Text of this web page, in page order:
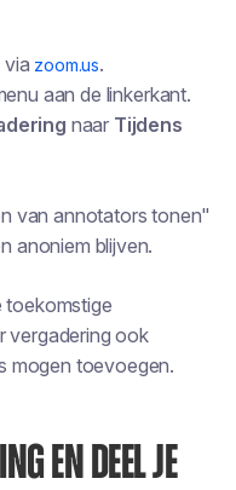
zoom.us.
aan de linkerkant.
naar Tijdens
van annotators tonen"
anoniem blijven.
toekomstige
vergadering ook
mogen toevoegen.
EN DEEL JE